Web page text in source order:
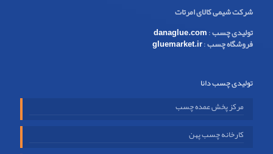
شرکت شیمی کالای امرتات
تولیدی چسب:
danaglue.com
فروشگاه چسب:
gluemarket.ir
تولیدی چسب دانا
مرکز پخش عمده چسب
کارخانه چسب پهن